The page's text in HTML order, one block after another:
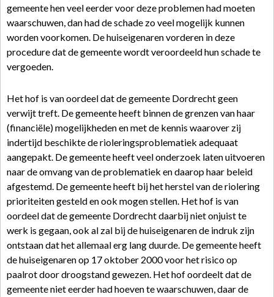
gemeente hen veel eerder voor deze problemen had moeten
waarschuwen, dan had de schade zo veel mogelijk kunnen
worden voorkomen. De huiseigenaren vorderen in deze
procedure dat de gemeente wordt veroordeeld hun schade te
vergoeden.
Het hof is van oordeel dat de gemeente Dordrecht geen
verwijt treft. De gemeente heeft binnen de grenzen van haar
(financiële) mogelijkheden en met de kennis waarover zij
indertijd beschikte de rioleringsproblematiek adequaat
aangepakt. De gemeente heeft veel onderzoek laten uitvoeren
naar de omvang van de problematiek en daarop haar beleid
afgestemd. De gemeente heeft bij het herstel van de riolering
prioriteiten gesteld en ook mogen stellen. Het hof is van
oordeel dat de gemeente Dordrecht daarbij niet onjuist te
werk is gegaan, ook al zal bij de huiseigenaren de indruk zijn
ontstaan dat het allemaal erg lang duurde. De gemeente heeft
de huiseigenaren op 17 oktober 2000 voor het risico op
paalrot door droogstand gewezen. Het hof oordeelt dat de
gemeente niet eerder had hoeven te waarschuwen, daar de